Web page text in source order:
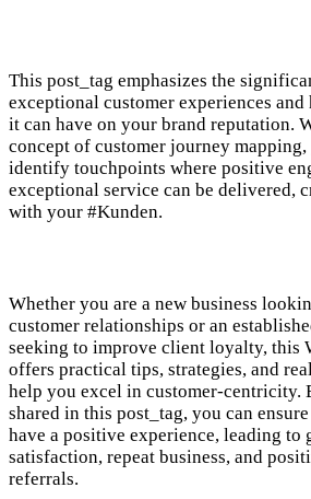
This post_tag emphasizes the
exceptional customer experiences
it can have on your brand reputation.
concept of customer journey
identify touchpoints where positive
exceptional service can be delivered,
with your #Kunden.
Whether you are a new business
customer relationships or an
seeking to improve client loyalty, this
offers practical tips, strategies, and
help you excel in customer-centricity.
shared in this post_tag, you can
have a positive experience, leading to
satisfaction, repeat business, and
referrals.